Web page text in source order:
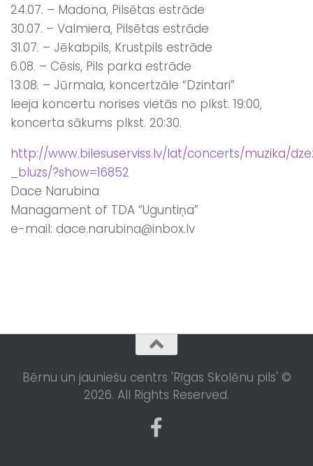
24.07. – Madona, Pilsētas estrāde
30.07. – Valmiera, Pilsētas estrāde
31.07. – Jēkabpils, Krustpils estrāde
6.08. – Cēsis, Pils parka estrāde
13.08. – Jūrmala, koncertzāle “Dzintari”
Ieeja koncertu norises vietās no plkst. 19:00,
koncerta sākums plkst. 20:30.
http://www.bilesuserviss.lv/lat/concerts/muzika/
_bluzs/?show=16852
Dace Narubina
Managament of TDA “Uguntiņa”
e-mail: dace.narubina@inbox.lv
Bērnu un jauniešu centrs 'Rīgas Skolēnu pils' ©
2026. All Rights Reserved.